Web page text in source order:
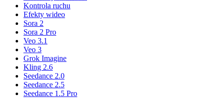
Kontrola ruchu
Efekty wideo
Sora 2
Sora 2 Pro
Veo 3.1
Veo 3
Grok Imagine
Kling 2.6
Seedance 2.0
Seedance 2.5
Seedance 1.5 Pro